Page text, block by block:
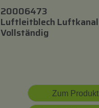
20006473
Luftleitblech Luftkanal
Vollständig
Zum Produkt